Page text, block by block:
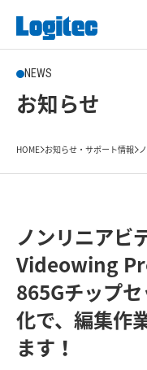
NEWS
お知らせ
HOME お知らせ・サポート情報
ノンリニアビ
Videowing
865Gチップ
化で、編集作
ます！